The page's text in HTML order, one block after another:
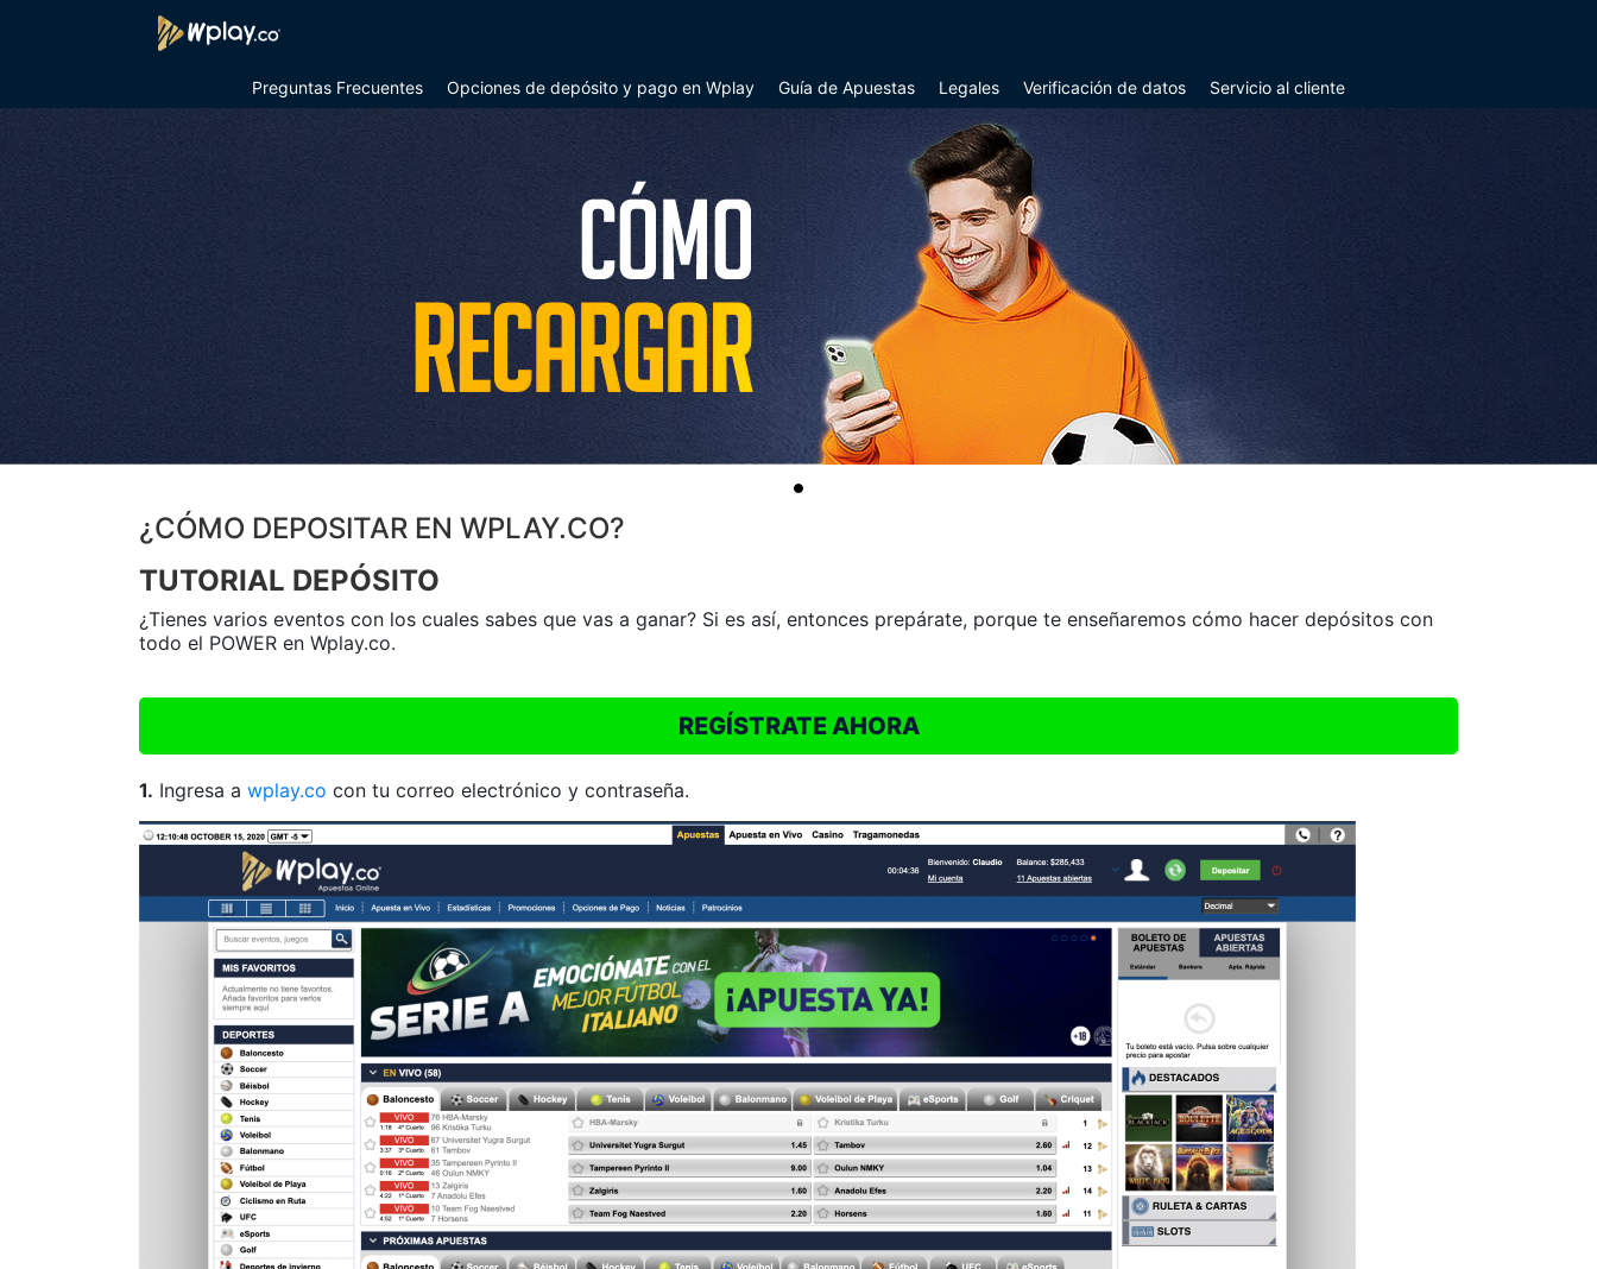
Preguntas Frecuentes Opciones de depósito y pago en Wplay Guía de Apuestas Legales Verificación de datos Servicio al cliente
¿CÓMO DEPOSITAR EN WPLAY.CO?
TUTORIAL DEPÓSITO
¿Tienes varios eventos con los cuales sabes que vas a ganar? Si es así, entonces prepárate, porque te enseñaremos cómo hacer depósitos con
todo el POWER en Wplay.co.
REGÍSTRATE AHORA
1. Ingresa a wplay.co con tu correo electrónico y contraseña.